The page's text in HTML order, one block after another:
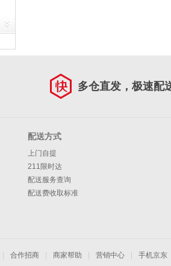
多仓直发，极速配
配送方式
上门自提
211限时达
配送服务查询
配送费收取标准
合作招商 商家帮助 营销中心 手机京东